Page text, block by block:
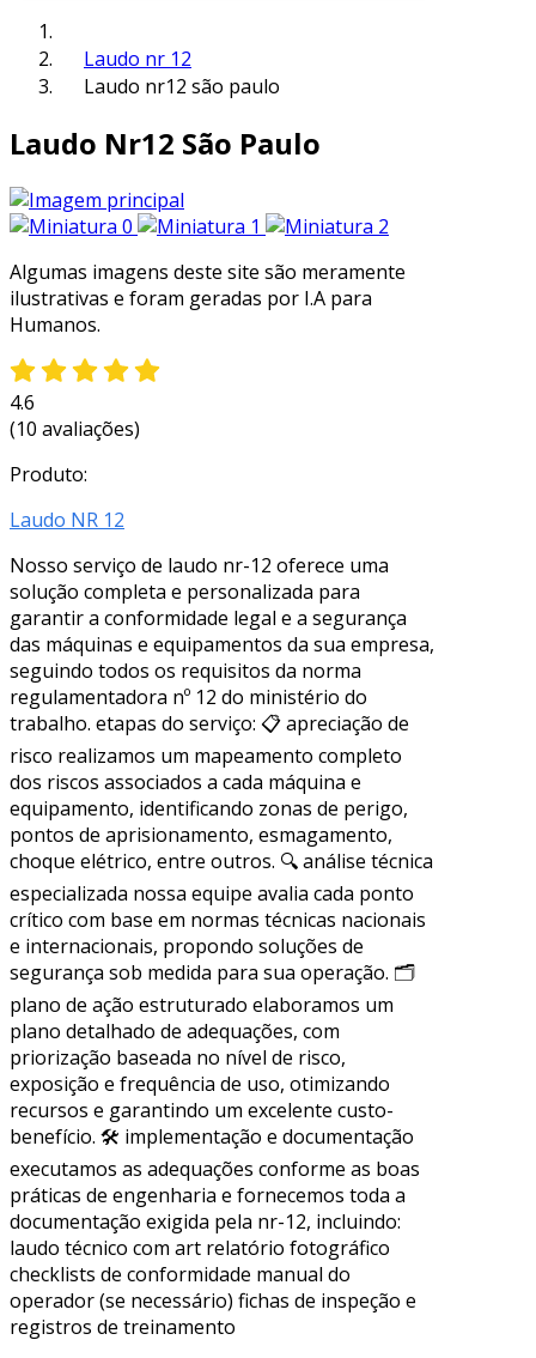
Laudo nr 12
Laudo nr12 são paulo
Laudo Nr12 São Paulo
Algumas imagens deste site são meramente
ilustrativas e foram geradas por I.A para
Humanos.
4.6
(10 avaliações)
Produto:
Laudo NR 12
Nosso serviço de laudo nr-12 oferece uma
solução completa e personalizada para
garantir a conformidade legal e a segurança
das máquinas e equipamentos da sua empresa,
seguindo todos os requisitos da norma
regulamentadora nº 12 do ministério do
trabalho. etapas do serviço: 📋 apreciação de
risco realizamos um mapeamento completo
dos riscos associados a cada máquina e
equipamento, identificando zonas de perigo,
pontos de aprisionamento, esmagamento,
choque elétrico, entre outros. 🔍 análise técnica
especializada nossa equipe avalia cada ponto
crítico com base em normas técnicas nacionais
e internacionais, propondo soluções de
segurança sob medida para sua operação. 🗂
plano de ação estruturado elaboramos um
plano detalhado de adequações, com
priorização baseada no nível de risco,
exposição e frequência de uso, otimizando
recursos e garantindo um excelente custo-
benefício. 🛠 implementação e documentação
executamos as adequações conforme as boas
práticas de engenharia e fornecemos toda a
documentação exigida pela nr-12, incluindo:
laudo técnico com art relatório fotográfico
checklists de conformidade manual do
operador (se necessário) fichas de inspeção e
registros de treinamento